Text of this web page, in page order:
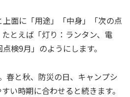
面に「用途」「中身」「次の点
とえば「灯り：ランタン、電
検9月」のようにします。
春と秋、防災の日、キャンプシ
い時期に合わせると続きます。